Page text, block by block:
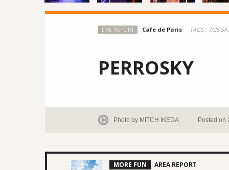
LIVE REPORT TAGS : 7/25
PERROSKY
Photo by MITCH IKEDA Posted on
MORE FUN